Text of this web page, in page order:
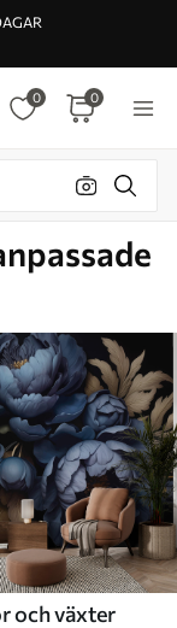
0 0
och växter